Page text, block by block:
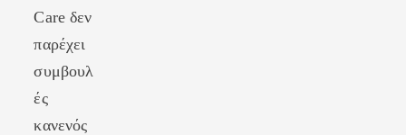
Care δεν
παρέχει
συμβουλ
ές
κανενός